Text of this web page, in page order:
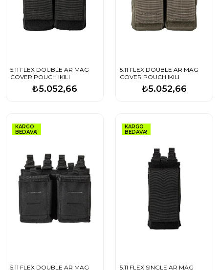
5.11 FLEX DOUBLE AR MAG
COVER POUCH IKILI
₺5.052,66
5.11 FLEX DOUBLE AR MAG
COVER POUCH IKILI
₺5.052,66
KARGO
BEDAVA!
5.11 FLEX DOUBLE AR MAG
KARGO
BEDAVA!
5.11 FLEX SINGLE AR MAG